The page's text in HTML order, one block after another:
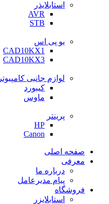
استابلایذر
AVR
STB
یو پی اس
CAD10KX1
CAD10KX3
لوازم جانبی کامپیوتر
کیبورد
ماوس
پرینتر
HP
Canon
صفحه اصلی
معرفی
درباره ما
پیام مدیرعامل
فروشگاه
استابلایزر